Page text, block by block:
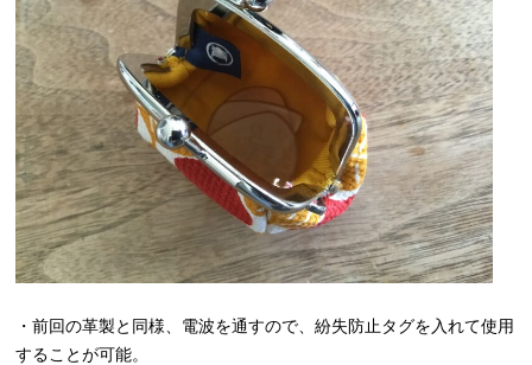
・前回の革製と同様、電波を通すので、紛失防止タグを入れて使用
することが可能。